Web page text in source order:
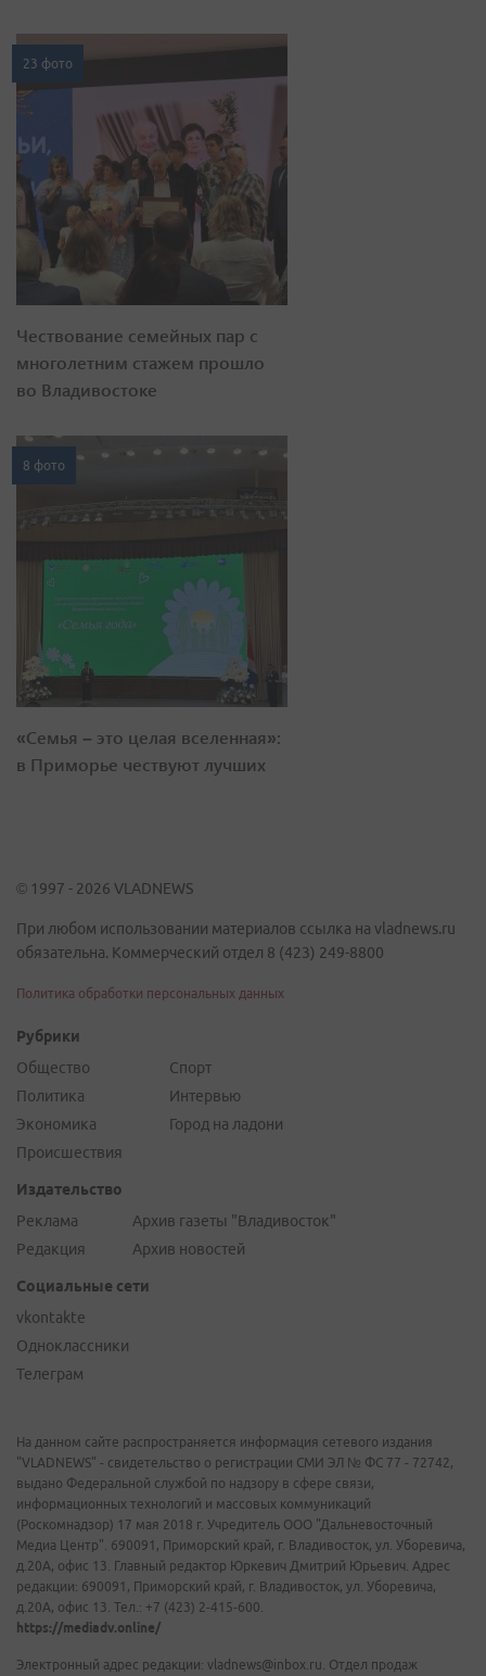
23 фото
Чествование семейных пар с
многолетним стажем прошло
во Владивостоке
8 фото
«Семья – это целая вселенная»:
в Приморье чествуют лучших
© 1997 - 2026 VLADNEWS
При любом использовании материалов ссылка на vladnews.ru
обязательна. Коммерческий отдел 8 (423) 249-8800
Политика обработки персональных данных
Рубрики
Общество
Политика
Экономика
Происшествия
Спорт
Интервью
Город на ладони
Издательство
Реклама
Редакция
Архив газеты "Владивосток"
Архив новостей
Социальные сети
vkontakte
Одноклассники
Телеграм
На данном сайте распространяется информация сетевого издания
"VLADNEWS" - свидетельство о регистрации СМИ ЭЛ № ФС 77 - 72742,
выдано Федеральной службой по надзору в сфере связи,
информационных технологий и массовых коммуникаций
(Роскомнадзор) 17 мая 2018 г. Учредитель ООО "Дальневосточный
Медиа Центр". 690091, Приморский край, г. Владивосток, ул. Уборевича,
д.20А, офис 13. Главный редактор Юркевич Дмитрий Юрьевич. Адрес
редакции: 690091, Приморский край, г. Владивосток, ул. Уборевича,
д.20А, офис 13. Тел.: +7 (423) 2-415-600.
https://mediadv.online/
Электронный адрес редакции: vladnews@inbox.ru. Отдел продаж